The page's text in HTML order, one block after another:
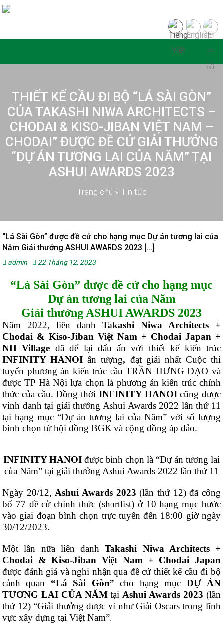
THIẾT KẾ CẦU ĐI BỘ “LÁ SÀI GÒN”
CỦA TAKASHI NIWA ARCHITECTS –
CHODAI & KISO-JIBAN VIỆT NAM –
CHODAI” ĐƯỢC ĐỀ CỬ GIẢI THƯỞNG
“DỰ ÁN TƯƠNG LAI CỦA NĂM” TẠI
ASHUI AWARDS 2023
Trang chủ » Tin tức
“Lá Sài Gòn” được đề cử cho hạng mục Dự án tương lai của
Năm Giải thưởng ASHUI AWARDS 2023 […]
admin 22 Tháng 12, 2023
“Lá Sài Gòn” được đề cử cho hạng mục
Dự án tương lai của Năm
Giải thưởng ASHUI AWARDS 2023
Năm 2022, liên danh Takashi Niwa Architects +
Chodai & Kiso-Jiban Việt Nam + Chodai Japan +
NH Village đã để lại dấu ấn với thiết kế kiến trúc
INFINITY HANOI ấn tượng, đạt giải nhất Cuộc thi
tuyển phương án kiến trúc cầu TRẦN HƯNG ĐẠO và
được TP Hà Nội lựa chọn là phương án kiến trúc chính
thức của cầu. Đồng thời INFINITY HANOIcũng được
vinh danh tại giải thưởng Ashui Awards 2022 lần thứ 11
tại hạng mục “Dự án tương lai của Năm” với số lượng
bình chọn từ hội đồng BGK và cộng đồng áp đảo.
INFINITY HANOI được bình chọn là “Dự án tương lai
của Năm” tại giải thưởng Ashui Awards 2022 lần thứ 11
Ngày 20/12, Ashui Awards 2023 (lần thứ 12) đã công
bố 77 đề cử chính thức (shortlist) ở 10 hạng mục bước
vào giai đoạn bình chọn trực tuyến đến 18:00 giờ ngày
30/12/2023.
Một lần nữa liên danhTakashi Niwa Architects +
Chodai & Kiso-Jiban Việt Nam + Chodai Japan
được đánh giá và nghi nhận qua đề cử thiết kế cầu đi bộ
cảnh quan “Lá Sài Gòn” cho hạng mục DỰ ÁN
TƯƠNG LAI CỦA NĂM tại Ashui Awards 2023 (lần
thứ 12) “Giải thưởng được ví như Giải Oscars trong lĩnh
vực xây dựng tại Việt Nam”.